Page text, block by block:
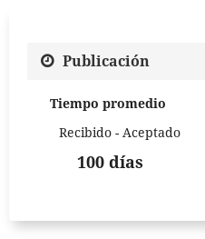
Publicación
Tiempo promedio
Recibido - Aceptado
100 días